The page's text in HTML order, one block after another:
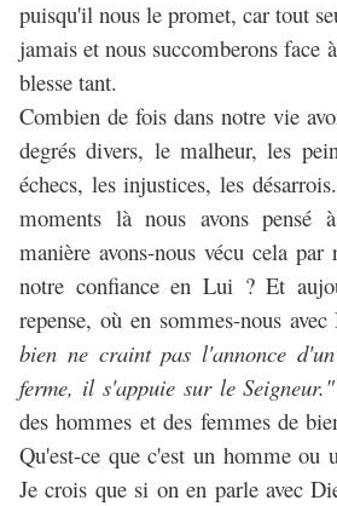
puisqu'il nous le promet, car tout
jamais et nous succomberons face
blesse tant.
Combien de fois dans notre vie
degrés divers, le malheur, les
échecs, les injustices, les
moments là nous avons
manière avons-nous vécu cela
notre confiance en Lui ? Et
repense, où en sommes-nous
bien ne craint pas l'annonce
ferme, il s'appuie sur le Seigneur."
des hommes et des femmes de
Qu'est-ce que c'est un homme ou
Je crois que si on en parle avec